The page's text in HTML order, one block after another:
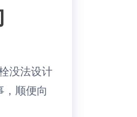
没法设计
，顺便向